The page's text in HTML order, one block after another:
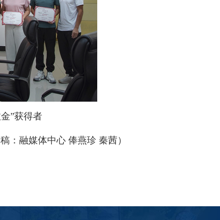
”获得者
：融媒体中心 俸燕珍 秦茜）